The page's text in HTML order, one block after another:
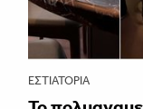
ΕΣΤΙΑΤΌΡΙΑ